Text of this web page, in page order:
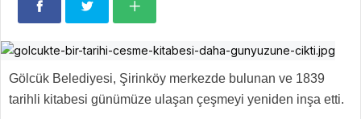
Gölcük Belediyesi, Şirinköy merkezde bulunan ve 1839
tarihli kitabesi günümüze ulaşan çeşmeyi yeniden inşa etti.